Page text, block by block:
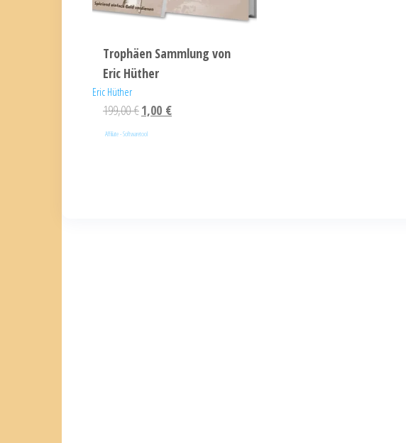
Trophäen Sammlung von
Eric Hüther
Eric Hüther
199,00€1,00 €
Affiliate - Softwaretool